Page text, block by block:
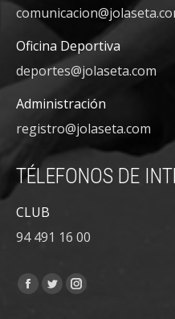
Oficina Deportiva
deportes@jolaseta.com
Administración
registro@jolaseta.com
TÉLEFONOS DE
CLUB
94 491 16 00
Encuéntranos en:
Facebook
TwitterInstagram